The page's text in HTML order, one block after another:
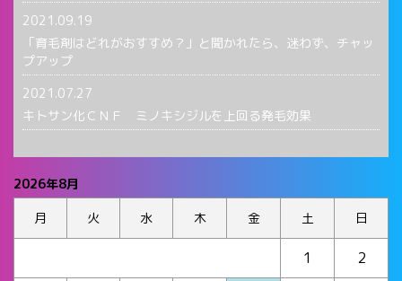
2021.09.19
「育毛剤はどれがおすすめ？」と聞かれたら、迷わず、チャッ
プアップ
2021.07.27
キトサン化ＣＮＦ ミノキシジルを上回る発毛効果
2026年8月
月
火 水 木 金 土 日
1 2